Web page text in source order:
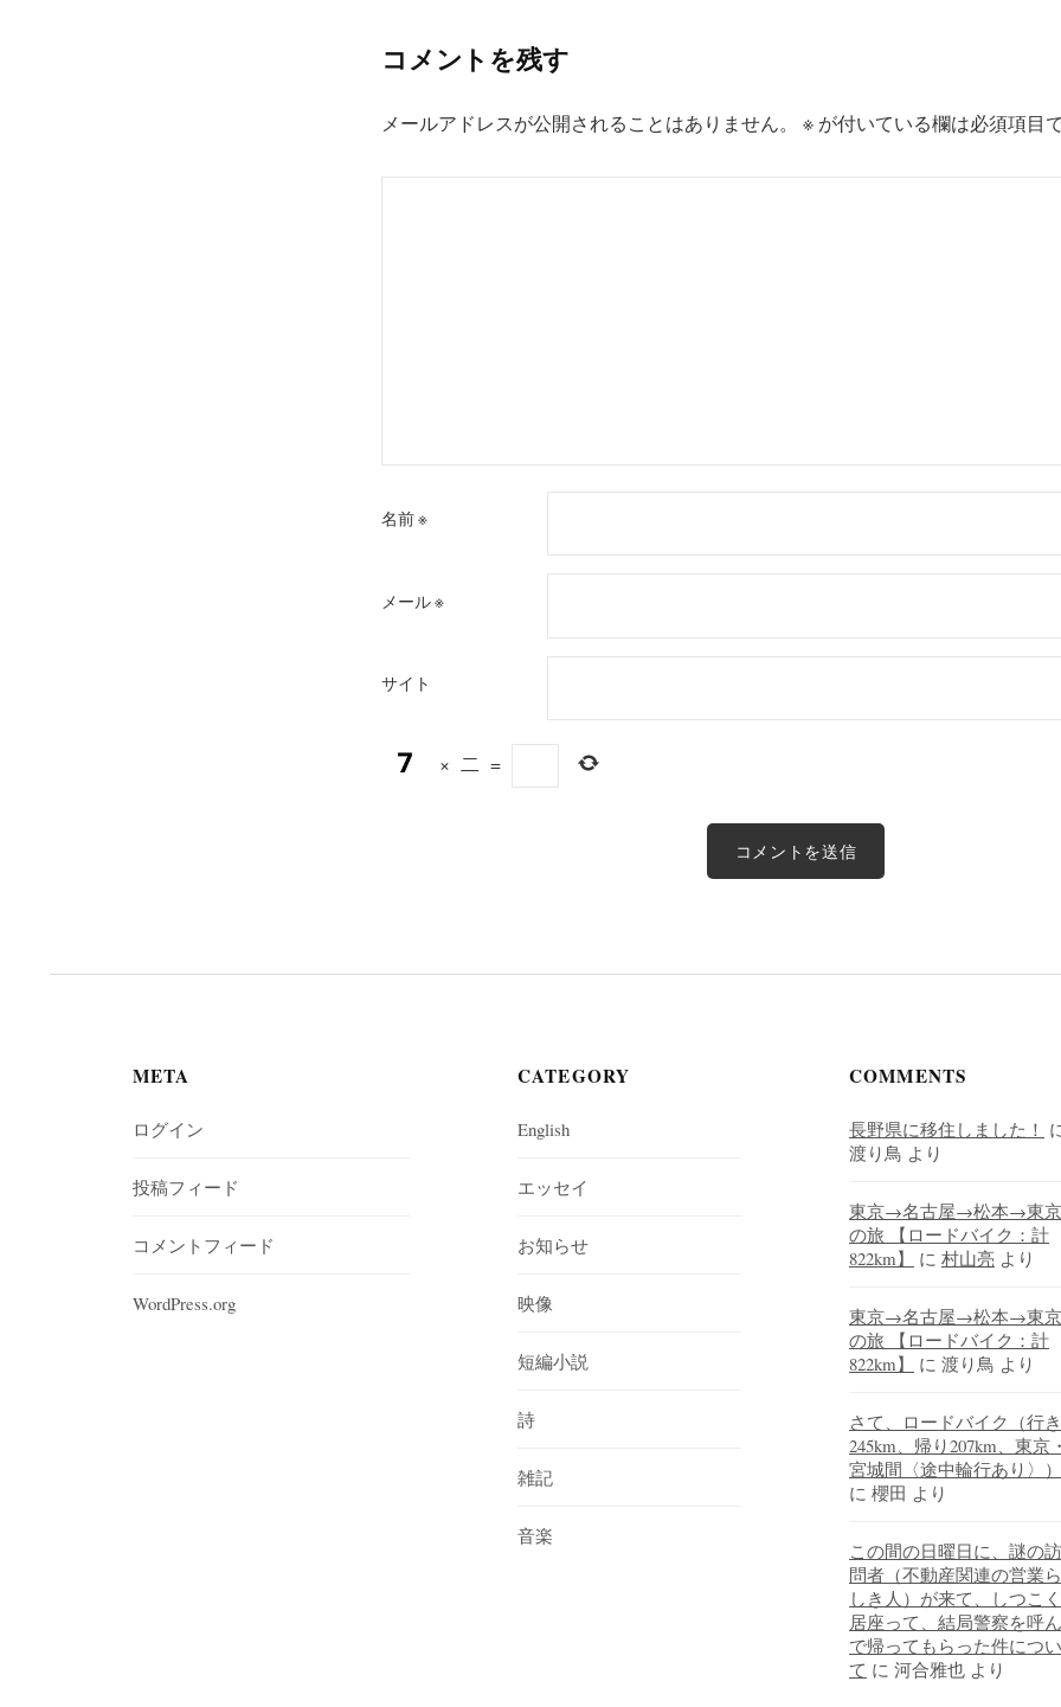
ゲ
ー
コメントを残す
メールアドレスが公開されることはありません。 ※ が付いている欄は必須項目
名前※
メール※
サイト
× 二 =
META
ログイン
投稿フィード
コメントフィード
WordPress.org
CATEGORY
English
エッセイ
お知らせ
映像
短編小説
詩
雑記
音楽
COMMENTS
長野県に移住しました！
渡り鳥 より
東京→名古屋→松本→東京
の旅 【ロードバイク：計
822km】
に 村山亮 より
東京→名古屋→松本→東京
の旅 【ロードバイク：計
822km】
に 渡り鳥 より
さて、ロードバイク（行き
245km、帰り207km、東京
宮城間〈途中輪行あり〉）
に 櫻田 より
この間の日曜日に、謎の訪
問者（不動産関連の営業ら
しき人）が来て、しつこく
居座って、結局警察を呼ん
で帰ってもらった件につい
て に 河合雅也 より